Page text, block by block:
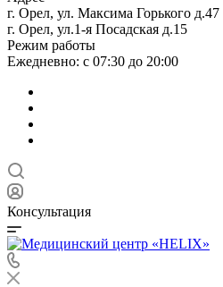
г. Орел, ул. Максима Горького д.47
г. Орел, ул.1-я Посадская д.15
Режим работы
Ежедневно: с 07:30 до 20:00
Консультация